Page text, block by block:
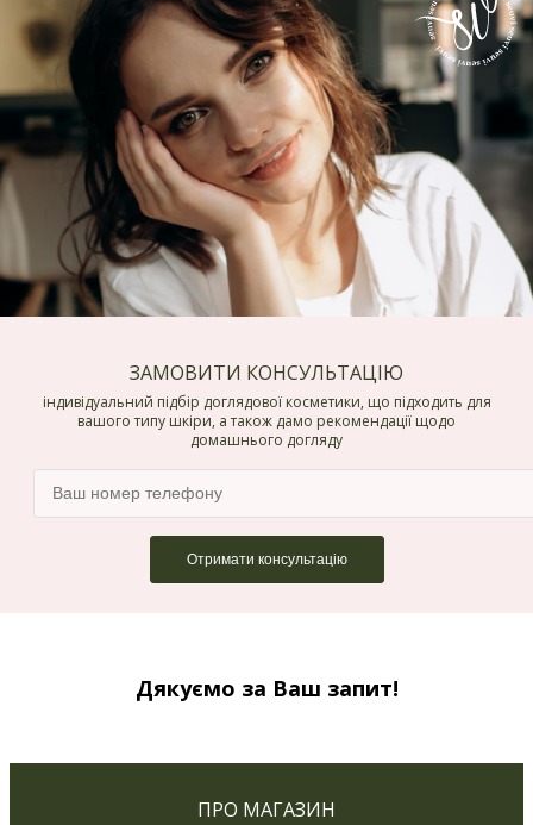
ЗАМОВИТИ КОНСУЛЬТАЦІЮ
індивідуальний підбір доглядової косметики, що підходить для
вашого типу шкіри, а також дамо рекомендації щодо
домашнього догляду
Дякуємо за Ваш запит!
ПРО МАГАЗИН